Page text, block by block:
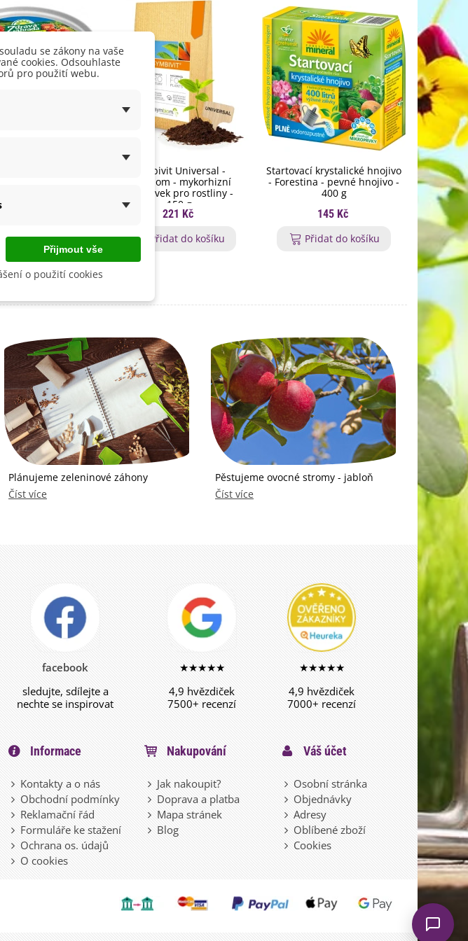
Přidat do košíku
Symbivit Universal -
Symbiom - mykorhizní
přípravek pro rostliny -
150 g
221 Kč
Přidat do košíku
Startovací krystalické hnojivo
- Forestina - pevné hnojivo -
400 g
145 Kč
Přidat do košíku
Plánujeme zeleninové záhony
Číst více
Pěstujeme ovocné stromy - jabloň
Číst více
facebook
sledujte, sdílejte a
nechte se inspirovat
★★★★★
4,9 hvězdiček
7500+ recenzí
★★★★★
4,9 hvězdiček
7000+ recenzí
Informace
Kontakty a o nás
Obchodní podmínky
Reklamační řád
Formuláře ke stažení
Ochrana os. údajů
O cookies
Nakupování
Jak nakoupit?
Doprava a platba
Mapa stránek
Blog
Váš účet
Osobní stránka
Objednávky
Adresy
Oblíbené zboží
Cookies
se zákony na vaše
cookies. Odsouhlaste
pro použití webu.
Přijmout vše
o použití cookies